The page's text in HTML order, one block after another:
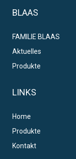
BLAAS
FAMILIE BLAAS
Aktuelles
Produkte
LINKS
Home
Produkte
Kontakt